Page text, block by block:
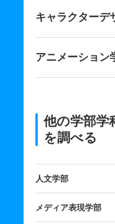
キャラクターデ
アニメーション
他の学部学
を調べる
人文学部
メディア表現学部